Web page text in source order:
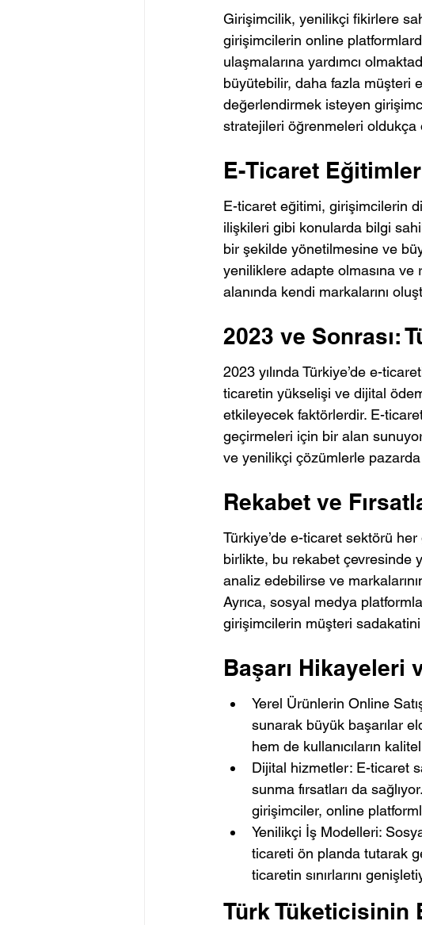
Girişimcilik, yenilikçi fikirlere
girişimcilerin online
ulaşmalarına yardımcı
büyütebilir, daha fazla müşteri
değerlendirmek isteyen
stratejileri öğrenmeleri oldukça
E-Ticaret
E-ticaret eğitimi, girişimcilerin
ilişkileri gibi konularda bilgi
bir şekilde yönetilmesine ve
yeniliklere adapte olmasına ve
alanında kendi markalarını
2023 ve Sonrası:
2023 yılında Türkiye’de e-
ticaretin yükselişi ve dijital
etkileyecek faktörlerdir. E-
geçirmeleri için bir alan
ve yenilikçi çözümlerle pazarda
Rekabet ve
Türkiye’de e-ticaret sektörü
birlikte, bu rekabet çevresinde
analiz edebilirse ve
Ayrıca, sosyal medya
girişimcilerin müşteri sadakatini
Başarı Hikayeleri
Yerel Ürünlerin Online
sunarak büyük başarılar
hem de kullanıcıların
Dijital hizmetler: E-ticaret
sunma fırsatları da
girişimciler, online
Yenilikçi İş Modelleri:
ticareti ön planda tutarak
ticaretin sınırlarını
Türk Tüketicisinin